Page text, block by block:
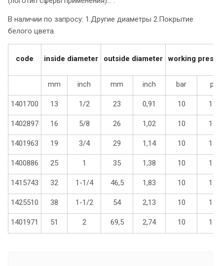
В наличии по запросу: 1.Другие диаметры 2.Покрытие
белого цвета.
code inside diameter outside diameter working
mm inch mm inch bar psi
1401700 13 1/2 23 0,91 10 150
1402897 16 5/8 26 1,02 10 150
1401963 19 3/4 29 1,14 10 150
1400886 25 1 35 1,38 10 150
1415743 32 1-1/4 46,5 1,83 10 150
1425510 38 1-1/2 54 2,13 10 150
1401971 51 2 69,5 2,74 10 150